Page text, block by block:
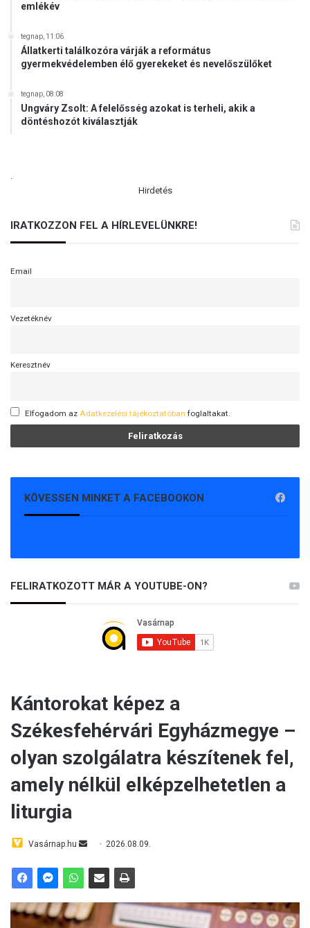
emlékév
tegnap, 11:06
Állatkerti találkozóra várják a református
gyermekvédelemben élő gyerekeket és nevelőszülőket
tegnap, 08:08
Ungváry Zsolt: A felelősség azokat is terheli, akik a
döntéshozót kiválasztják
.
Hirdetés
IRATKOZZON FEL A HÍRLEVELÜNKRE!
Email
Vezetéknév
Keresztnév
Elfogadom az Adatkezelési tájékoztatóban foglaltakat.
KÖVESSEN MINKET A FACEBOOKON
FELIRATKOZOTT MÁR A YOUTUBE-ON?